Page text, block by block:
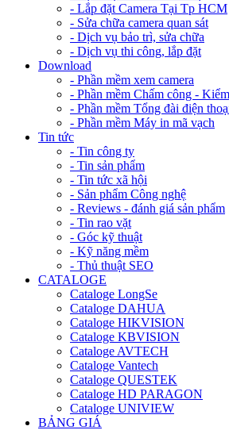
- Lắp đặt Camera Tại Tp HCM
- Sửa chữa camera quan sát
- Dịch vụ bảo trì, sửa chữa
- Dịch vụ thi công, lắp đặt
Download
- Phần mềm xem camera
- Phần mềm Chấm công -
- Phần mềm Tổng đài điện
- Phần mềm Máy in mã vạch
Tin tức
- Tin công ty
- Tin sản phẩm
- Tin tức xã hội
- Sản phẩm Công nghệ
- Reviews - đánh giá sản phẩm
- Tin rao vặt
- Góc kỹ thuật
- Kỹ năng mềm
- Thủ thuật SEO
CATALOGE
Cataloge LongSe
Cataloge DAHUA
Cataloge HIKVISION
Cataloge KBVISION
Cataloge AVTECH
Cataloge Vantech
Cataloge QUESTEK
Cataloge HD PARAGON
Cataloge UNIVIEW
BẢNG GIÁ